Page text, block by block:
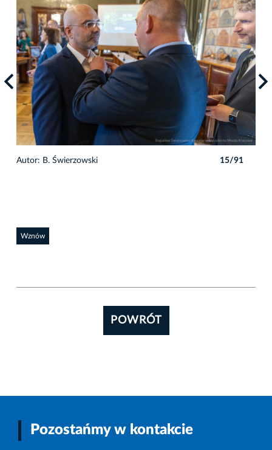
Autor: B. Świerzowski 15/91
Wznów
POWRÓT
Pozostańmy w kontakcie